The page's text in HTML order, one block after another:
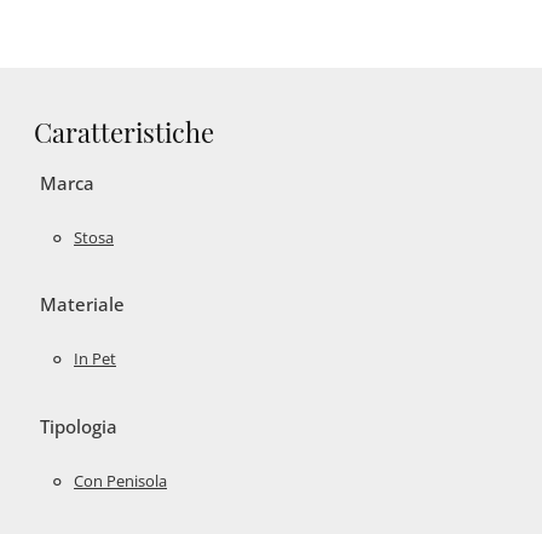
Caratteristiche
Marca
Stosa
Materiale
In Pet
Tipologia
Con Penisola